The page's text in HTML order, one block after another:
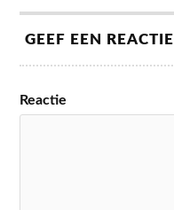
GEEF EEN REACTIE
Reactie